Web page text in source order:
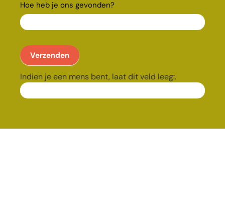
Hoe heb je ons gevonden?
Verzenden
Indien je een mens bent, laat dit veld leeg:.